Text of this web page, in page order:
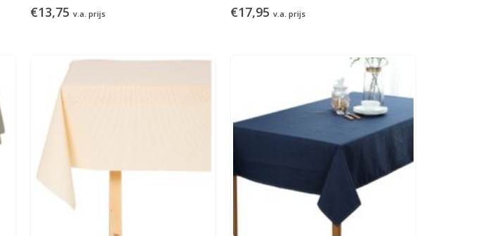
€13,75 v.a. prijs €17,95 v.a. prijs